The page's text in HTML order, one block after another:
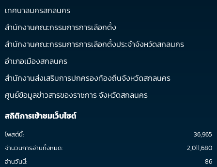
เทศบาลนครสกลนคร
สำนักงานคณะกรรมการการเลือกตั้ง
สำนักงานคณะกรรมการการเลือกตั้งประจำจังหวัดสกลนคร
อำเภอเมืองสกลนคร
สำนักงานส่งเสริมการปกครองท้องถิ่นจังหวัดสกลนคร
ศูนย์ข้อมูลข่าวสารของราชการ จังหวัดสกลนคร
สถิติการเข้าชมเว็บไซต์
โพสต์นี้:
36,965
จำนวนการอ่านทั้งหมด:
2,011,680
อ่านวันนี้:
86